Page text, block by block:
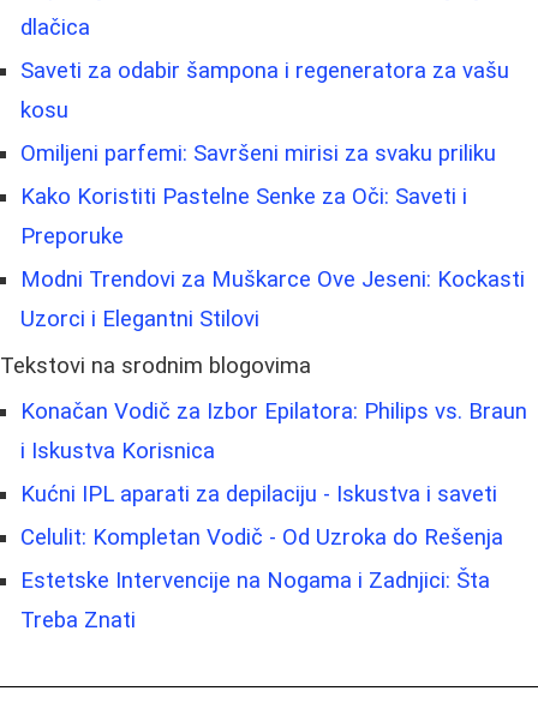
dlačica
Saveti za odabir šampona i regeneratora za vašu
kosu
Omiljeni parfemi: Savršeni mirisi za svaku priliku
Kako Koristiti Pastelne Senke za Oči: Saveti i
Preporuke
Modni Trendovi za Muškarce Ove Jeseni: Kockasti
Uzorci i Elegantni Stilovi
Tekstovi na srodnim blogovima
Konačan Vodič za Izbor Epilatora: Philips vs. Braun
i Iskustva Korisnica
Kućni IPL aparati za depilaciju - Iskustva i saveti
Celulit: Kompletan Vodič - Od Uzroka do Rešenja
Estetske Intervencije na Nogama i Zadnjici: Šta
Treba Znati